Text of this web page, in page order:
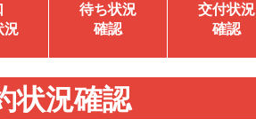
況
待ち状況
確認
交付状況
確認
状況確認